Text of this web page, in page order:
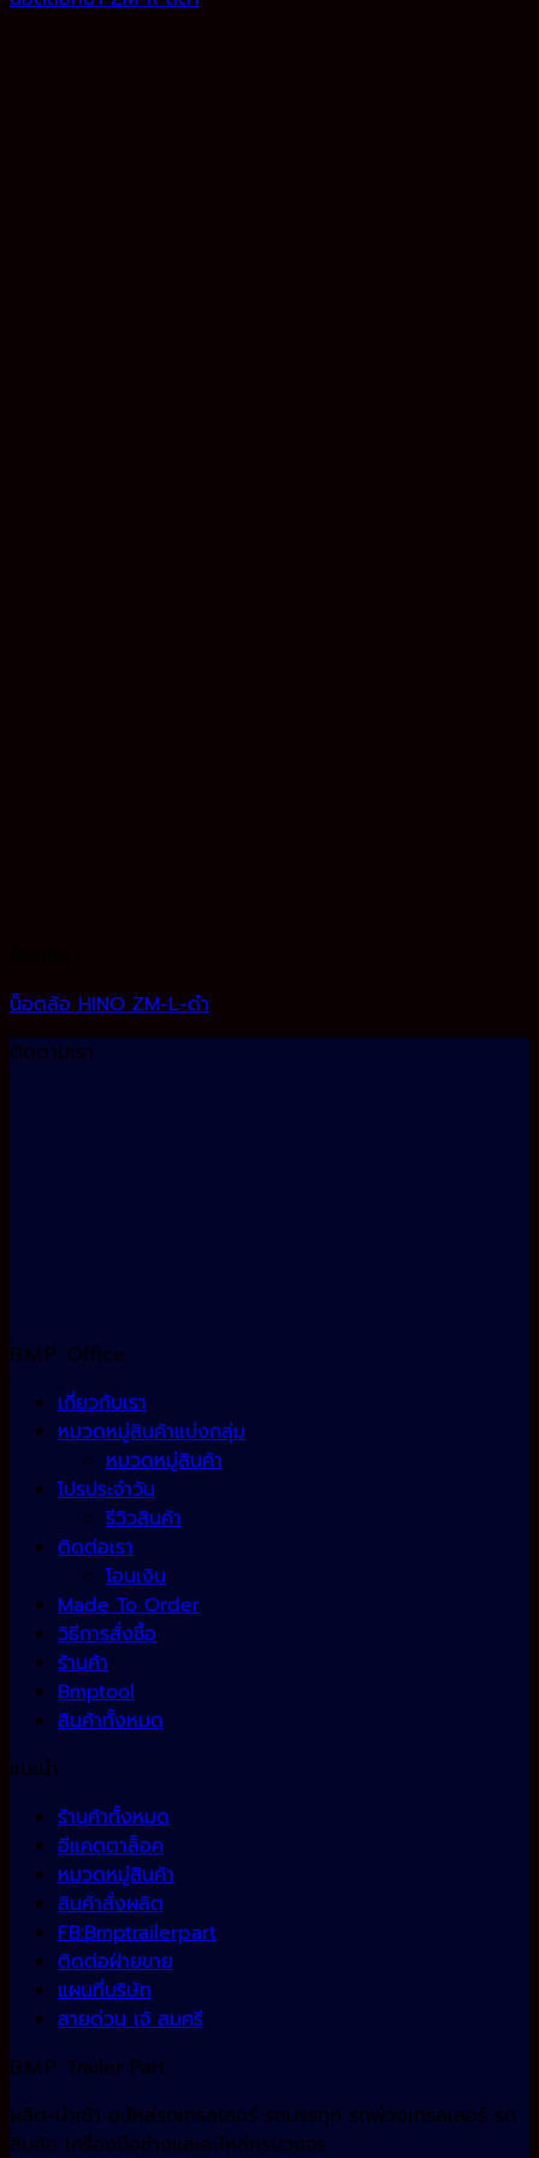
น็อตล้อ HINO ZM-L-ดำ
ติดตามเรา
B.M.P. Office
เกี่ยวกับเรา
หมวดหมู่สินค้าแบ่งกลุ่ม
หมวดหมู่สินค้า
โปรประจำวัน
รีวิวสินค้า
ติดต่อเรา
โอนเงิน
Made To Order
วิธีการสั่งซื้อ
ร้านค้า
Bmptool
สินค้าทั้งหมด
แนะนำ
ร้านค้าทั้งหมด
อีแคตตาล็อค
หมวดหมู่สินค้า
สินค้าสั่งผลิต
FB:Bmptrailerpart
ติดต่อฝ่ายขาย
แผนที่บริษัท
สายด่วน เจ้ สมศรี
B.M.P. Trailer Part
ผลิต-นำเข้า อะไหล่รถเทรลเลอร์ รถบรรทุก รถพ่วงเทรลเลอร์ รถ
สิบล้อ เครื่องมือช่างและอะไหล่ครบวงจร